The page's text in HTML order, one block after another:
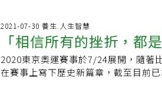
用，且須由專業醫師給藥，使用過程
吸功能，避免因藥物過量，導致呼吸
於韓李志恒感嘆，他原以為韓國藥物
間的科技部（現國科會）計畫與韓國
比較台韓兩國藥物濫用的情況。他表
移植佔88%，三年存活率達90%，存
目。陳肇隆醫師團隊技術，「菲」越
1996年，他與高雄長庚醫院團隊到馬
時邀請者是菲律賓很有名望外科教授
再起。陳時中認為，上周歐洲疫情個
周，個案數又升高，德國也在兩日內
我們會密切注意相關措施和疫苗接種
很明顯對疫情有負面影響，台灣春節
鬆綁，對於國外的放鬆，則要在春節
2021-07-30 養生.人生智慧
「相信所有的挫折，都
灣選手的人生金句：郭
2020東京奧運賽事於7/24展開，隨著
在賽事上寫下歷史新篇章，截至目前